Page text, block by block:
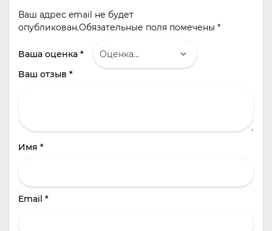
Ваш адрес email не будет
опубликован.Обязательные поля помечены *
Ваша оценка *
Ваш отзыв *
Имя *
Email *